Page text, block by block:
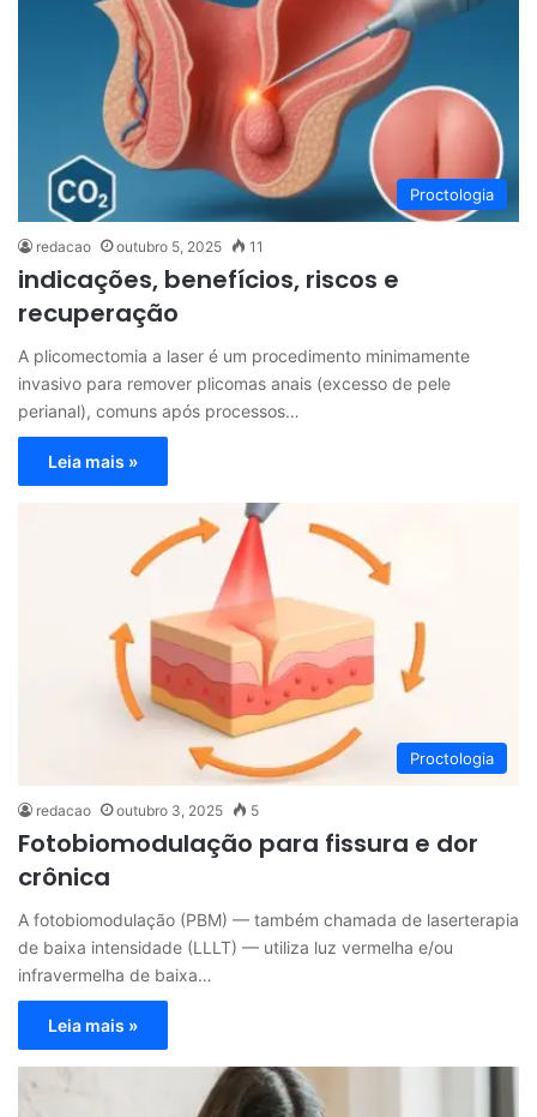
Proctologia
redacao outubro 5, 2025 11
indicações, benefícios, riscos e
recuperação
A plicomectomia a laser é um procedimento minimamente
invasivo para remover plicomas anais (excesso de pele
perianal), comuns após processos…
Leia mais »
Proctologia
redacao outubro 3, 2025 5
Fotobiomodulação para fissura e dor
crônica
A fotobiomodulação (PBM) — também chamada de laserterapia
de baixa intensidade (LLLT) — utiliza luz vermelha e/ou
infravermelha de baixa…
Leia mais »